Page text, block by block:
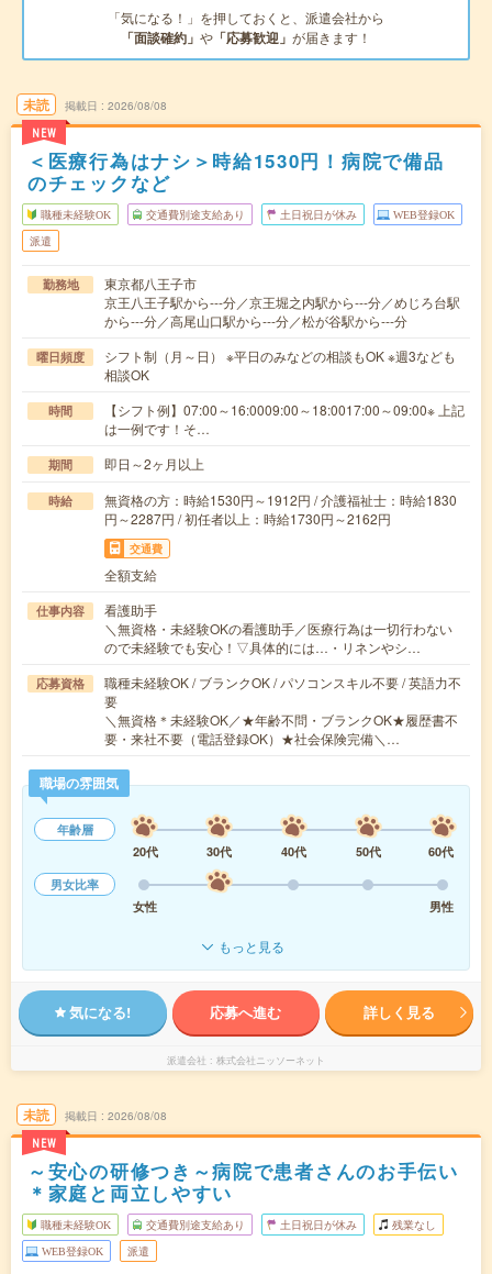
「気になる！」を押しておくと、派遣会社から
「面談確約」 や 「応募歓迎」 が届きます！
未読
NEW
掲載日 2026/08/08
＜医療行為はナシ＞時給1530円！病院で備品
のチェックなど
職種未経験OK 交通費別途支給あり 土日祝日が休み WEB登録OK
派遣
勤務地
東京都八王子市
京王八王子駅から---分／京王堀之内駅から---分／めじろ台駅
から---分／高尾山口駅から---分／松が谷駅から---分
曜日頻度
シフト制（月～日） ※平日のみなどの相談もOK ※週3なども
相談OK
時間
【シフト例】07:00～16:0009:00～18:0017:00～09:00※ 上記
は一例です！そ…
期間 即日～2ヶ月以上
時給
無資格の方：時給1530円～1912円 / 介護福祉士：時給1830
円～2287円 / 初任者以上：時給1730円～2162円
交通費
全額支給
仕事内容
看護助手
＼無資格・未経験OKの看護助手／医療行為は一切行わない
ので未経験でも安心！▽具体的には…・リネンやシ…
応募資格
職種未経験OK / ブランクOK / パソコンスキル不要 / 英語力不
要
＼無資格＊未経験OK／★年齢不問・ブランクOK★履歴書不
要・来社不要（電話登録OK）★社会保険完備＼…
職場の雰囲気
年齢層
20代
30代 40代 50代
60代
男女比率
女性
男性
もっと見る
気になる! 応募へ進む 詳しく見る
派遣会社 株式会社ニッソーネット
未読
NEW
掲載日 2026/08/08
～安心の研修つき～病院で患者さんのお手伝い
＊家庭と両立しやすい
職種未経験OK 交通費別途支給あり 土日祝日が休み 残業なし
WEB登録OK 派遣